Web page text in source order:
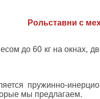
Рольставни с
до 60 кг на окнах,
пружинно-
мы предлагаем.